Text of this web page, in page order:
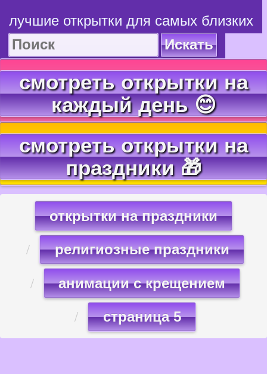
лучшие открытки для самых близких
Искать
смотреть открытки на
каждый день 😊
смотреть открытки на
праздники 🎁
открытки на праздники
религиозные праздники
анимации с крещением
страница 5